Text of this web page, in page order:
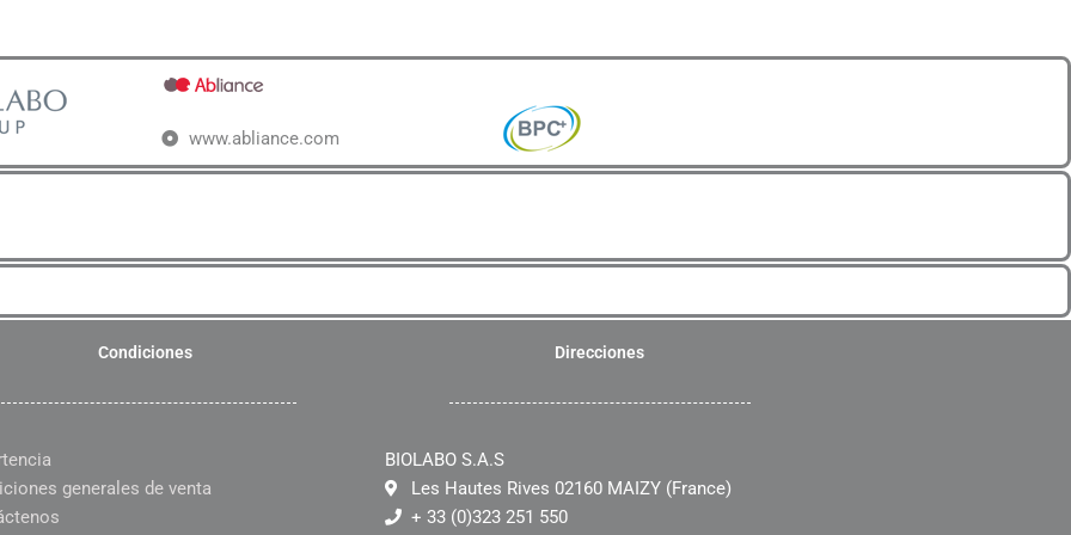
www.abliance.com
Condiciones
generales de venta
Direcciones
BIOLABO S.A.S
Les Hautes Rives 02160 MAIZY (France)
+ 33 (0)323 251 550